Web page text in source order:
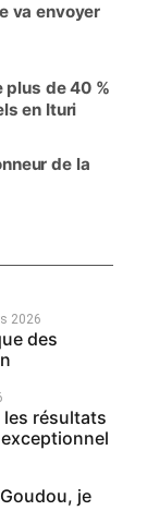
va envoyer
plus de 40 %
en Ituri
de la
2026
des
les résultats
je